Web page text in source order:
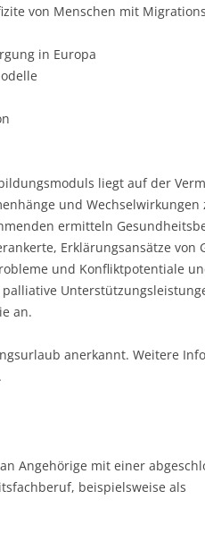
von Menschen mit
in Europa
liegt auf der
und Wechselwirkungen
ermitteln
Erklärungsansätze von
und Konfliktpotentiale
an.
anerkannt. Weitere
.
Angehörige mit einer
beispielsweise als